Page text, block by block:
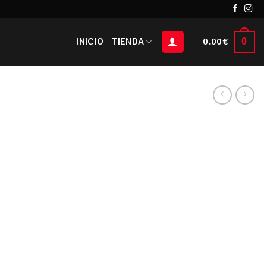
INICIO TIENDA 0.00€ 0